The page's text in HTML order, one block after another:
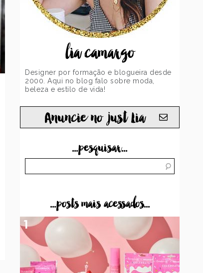
lia camargo
Designer por formação e blogueira desde
2000. Aqui no blog falo sobre moda,
beleza e estilo de vida!
Anuncie no just Lia
...pesquisar...
...posts mais acessados...
1